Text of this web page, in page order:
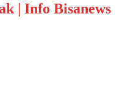
| Info Bisanews